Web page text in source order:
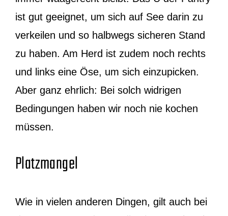
ist gut geeignet, um sich auf See darin zu
verkeilen und so halbwegs sicheren Stand
zu haben. Am Herd ist zudem noch rechts
und links eine Öse, um sich einzupicken.
Aber ganz ehrlich: Bei solch widrigen
Bedingungen haben wir noch nie kochen
müssen.
Platzmangel
Wie in vielen anderen Dingen, gilt auch bei